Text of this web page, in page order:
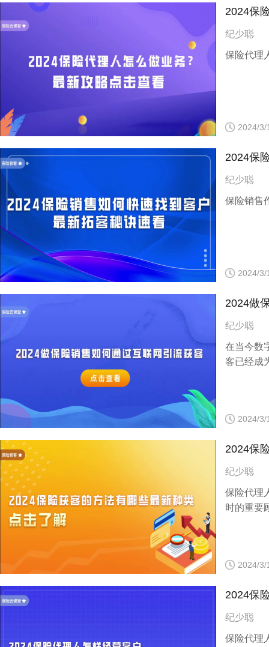
2024保
纪少聪
保险代理
2024/3/
2024保
纪少聪
保险销售
2024/3/
2024做
纪少聪
在当今数
客已经成
2024/3/
2024保
纪少聪
保险代理
时的重要
2024/3/
2024保
纪少聪
保险代理